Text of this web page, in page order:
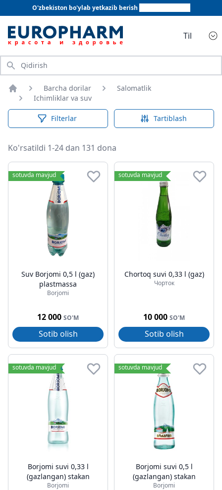
O'zbekiston bo'ylab yetkazib berish
Til
Qidirish
Bosh sahifa
Barcha dorilar
Salomatlik
Ichimliklar va suv
Filterlar Tartiblash
Ko'rsatildi 1-24 dan 131 dona
Ichimliklar va suv
sotuvda mavjud
Suv Borjomi 0,5 l (gaz)
plastmassa
Borjomi
12 000 SO'M
Sotib olish
sotuvda mavjud
Chortoq suvi 0,33 l (gaz)
Чорток
10 000 SO'M
Sotib olish
sotuvda mavjud
Borjomi suvi 0,33 l
(gazlangan) stakan
Borjomi
sotuvda mavjud
Borjomi suvi 0,5 l
(gazlangan) stakan
Borjomi